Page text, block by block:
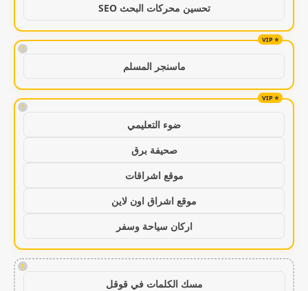
تحسين محركات البحث SEO
!
ماسنجر المسلم
!
ضوء التعليمي
صحيفة برق
موقع اشراقات
موقع اشراق اون لاين
اركان سياحة وسفر
!
مسك الكلمات في قوقل